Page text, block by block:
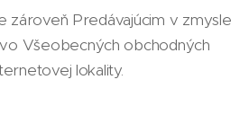
zároveň Predávajúcim v zmysle
Všeobecných obchodných
lokality.